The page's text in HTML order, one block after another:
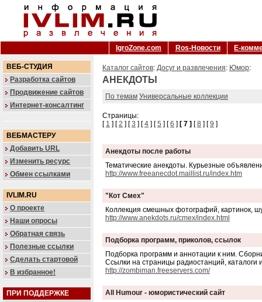
IgroZone.com Ros-Новости Е-
ВЕБ-СТУДИЯ
Разработка сайтов
Продвижение сайтов
Интернет-консалтинг
ВЕБМАСТЕРУ
Добавить URL
Изменить ресурс
Обмен ссылками
IVLIM.RU
О проекте
Наши опросы
Обратная связь
Полезные ссылки
Сделать стартовой
В избранное!
ПРИ ПОДДЕРЖКЕ
Каталог сайтов: Досуг и развлечения: Юмор:
АНЕКДОТЫ
По темам Универсальные коллекции
Страницы:
[ 1 ] [2 ] [3 ] [4 ] [5 ] [6 ] [ 7 ] [8 ] [9 ]
Анекдоты после работы
Тематические анекдоты. Курьезные
http://www.freeanecdot.maillist.ru/index.htm
"Кот Смех"
Коллекция смешных фотографий, картинок,
http://www.anekdots.ru/cmex/index.html
Подборка программ, приколов, ссылок
Подборка программ и аннотации к ним.
Ссылки на страницы радиостанций, каталоги
http://zombiman.freeservers.com/
All Humour - юмористический сайт